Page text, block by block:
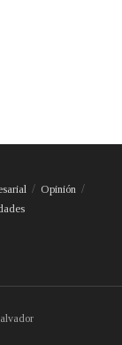
Opinión